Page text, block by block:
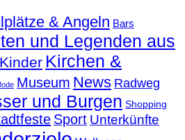
& Angeln Bars
und Legenden aus
Kinder Kirchen &
Museum News Radweg
und Burgen Shopping
Sport Unterkünfte